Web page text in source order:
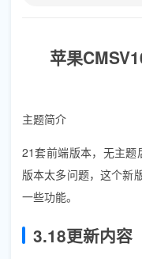
苹果
主题简介
21套前端版本，无主
版本太多问题，这个新
一些功能。
3.18更新内容